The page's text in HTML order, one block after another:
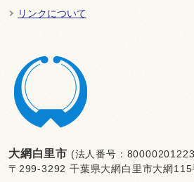
リンクについて
大網白里市 (法人番号：
〒299-3292 千葉県大網白里市大網115